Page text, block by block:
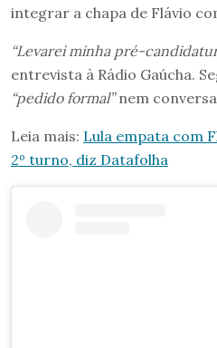
integrar a chapa de Flávio
“Levarei minha pré-
entrevista à Rádio Gaúcha.
“pedido formal”nem
Leia mais: Lula empata com
2º turno, diz Datafolha